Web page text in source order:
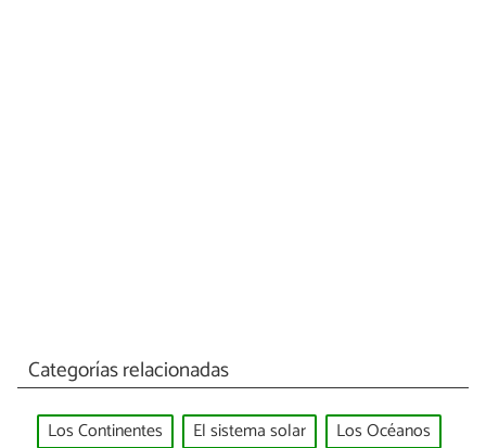
Categorías relacionadas
Los Continentes El sistema solar
Los Océanos